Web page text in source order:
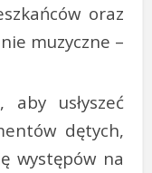
oraz
muzyczne –
usłyszeć
dętych,
występów na